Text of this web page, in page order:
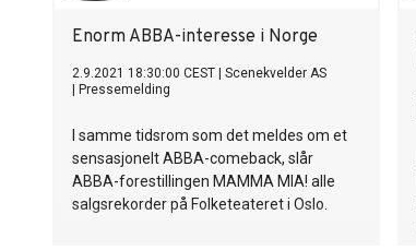
Enorm ABBA-interesse i Norge
2.9.2021 18:30:00 CEST
Scenekvelder AS
Pressemelding
I samme tidsrom som det meldes om et
sensasjonelt ABBA-comeback, slår
ABBA-forestillingen MAMMA MIA! alle
salgsrekorder på Folketeateret i Oslo.